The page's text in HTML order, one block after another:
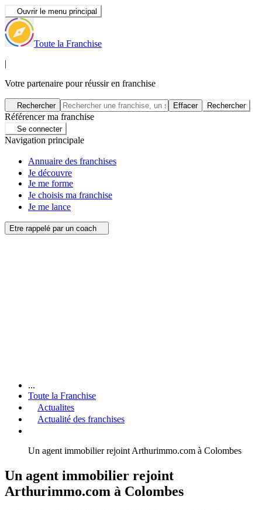
Ouvrir le menu principal
Toute la Franchise
|
Votre partenaire pour réussir en franchise
Rechercher Effacer Rechercher
Référencer ma franchise
Se connecter
Navigation principale
Annuaire des franchises
Je découvre
Je me forme
Je choisis ma franchise
Je me lance
Etre rappelé par un coach
...
Toute la Franchise
Actualites
Actualité des franchises
Un agent immobilier rejoint Arthurimmo.com à Colombes
Un agent immobilier rejoint
Arthurimmo.com à Colombes